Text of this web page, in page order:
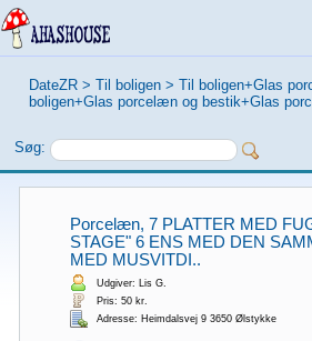
DateZR > Til boligen > Til boligen+Glas
boligen+Glas porcelæn og bestik+Glas
Søg:
Porcelæn, 7 PLATTER MED
STAGE" 6 ENS MED DEN
MED MUSVITDI..
Udgiver: Lis G.
Pris: 50 kr.
Adresse: Heimdalsvej 9 3650 Ølstykke